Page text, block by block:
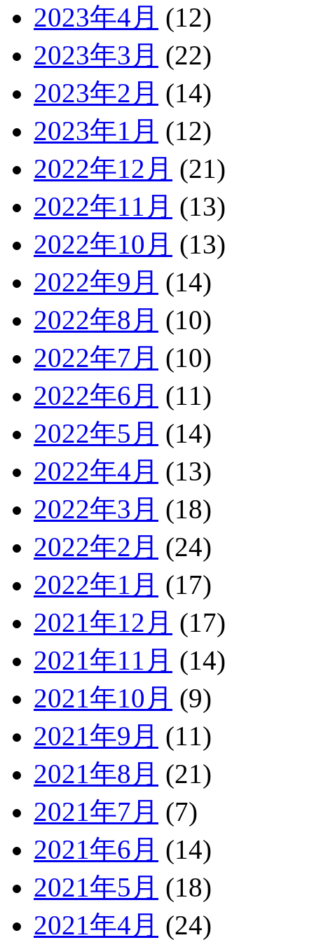
2023年4月 (12)
2023年3月 (22)
2023年2月 (14)
2023年1月 (12)
2022年12月 (21)
2022年11月 (13)
2022年10月 (13)
2022年9月 (14)
2022年8月 (10)
2022年7月 (10)
2022年6月 (11)
2022年5月 (14)
2022年4月 (13)
2022年3月 (18)
2022年2月 (24)
2022年1月 (17)
2021年12月 (17)
2021年11月 (14)
2021年10月 (9)
2021年9月 (11)
2021年8月 (21)
2021年7月 (7)
2021年6月 (14)
2021年5月 (18)
2021年4月 (24)